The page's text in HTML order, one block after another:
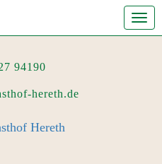
94190
hereth.de